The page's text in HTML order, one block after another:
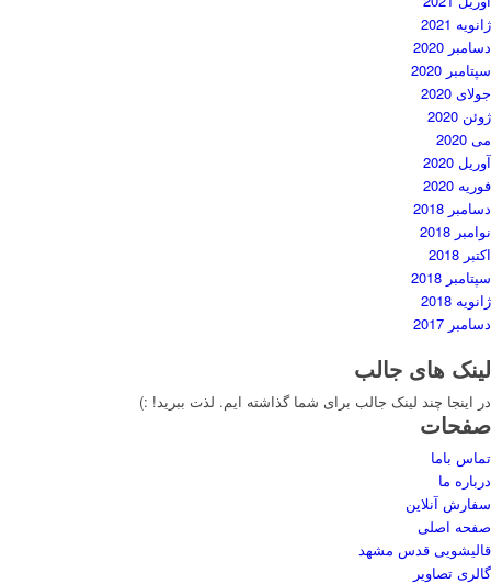
ژانویه 2021
دسامبر 2020
سپتامبر 2020
جولای 2020
ژوئن 2020
می 2020
آوریل 2020
فوریه 2020
دسامبر 2018
نوامبر 2018
اکتبر 2018
سپتامبر 2018
ژانویه 2018
دسامبر 2017
لینک های جالب
در اینجا چند لینک جالب برای شما گذاشته ایم. لذت ببرید! :)
صفحات
تماس باما
درباره ما
سفارش آنلاین
صفحه اصلی
قالیشویی قدس مشهد
گالری تصاویر